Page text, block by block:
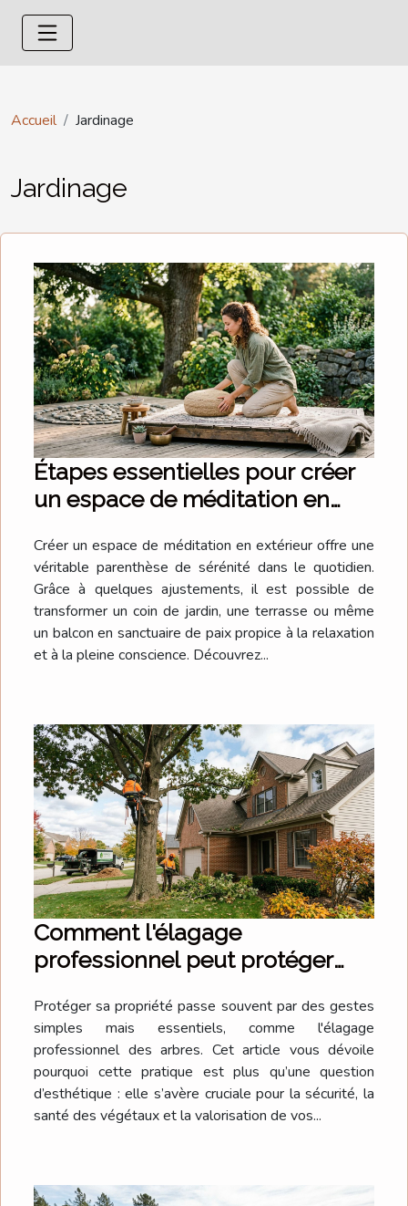
Accueil Jardinage
Jardinage
Étapes essentielles pour créer
un espace de méditation en
Créer un espace de méditation en extérieur offre une
véritable parenthèse de sérénité dans le quotidien.
Grâce à quelques ajustements, il est possible de
transformer un coin de jardin, une terrasse ou même
un balcon en sanctuaire de paix propice à la relaxation
et à la pleine conscience. Découvrez...
Comment l'élagage
professionnel peut protéger
Protéger sa propriété passe souvent par des gestes
simples mais essentiels, comme l'élagage
professionnel des arbres. Cet article vous dévoile
pourquoi cette pratique est plus qu’une question
d’esthétique : elle s’avère cruciale pour la sécurité, la
santé des végétaux et la valorisation de vos...